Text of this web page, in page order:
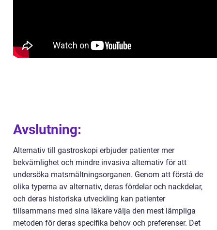
Avslutning:
Alternativ till gastroskopi erbjuder patienter mer
bekvämlighet och mindre invasiva alternativ för att
undersöka matsmältningsorganen. Genom att förstå de
olika typerna av alternativ, deras fördelar och nackdelar,
och deras historiska utveckling kan patienter
tillsammans med sina läkare välja den mest lämpliga
metoden för deras specifika behov och preferenser. Det